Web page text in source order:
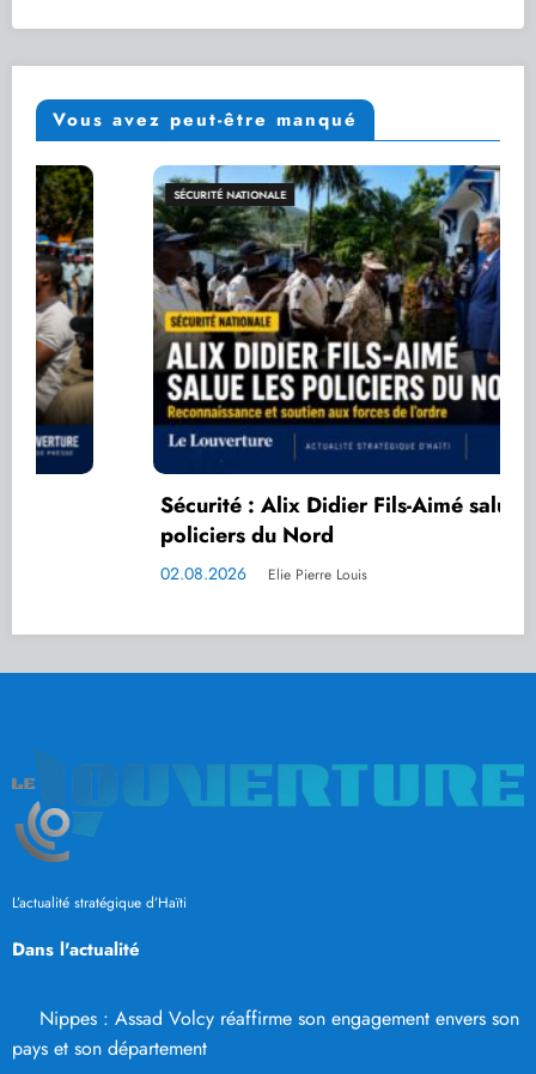
Vous avez peut-être manqué
SÉCURITÉ NATIONALE
Sécurité : Alix Didier Fils-Aimé salue les
policiers du Nord
Elie Pierre Louis
L’actualité stratégique d’Haïti
Dans l'actualité
Nippes : Assad Volcy réaffirme son engagement envers son
pays et son département